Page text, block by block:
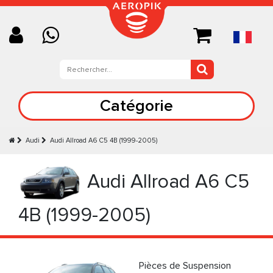
Catégorie
Audi Audi Allroad A6 C5 4B (1999-2005)
Audi Allroad A6 C5
4B (1999-2005)
Pièces de Suspension